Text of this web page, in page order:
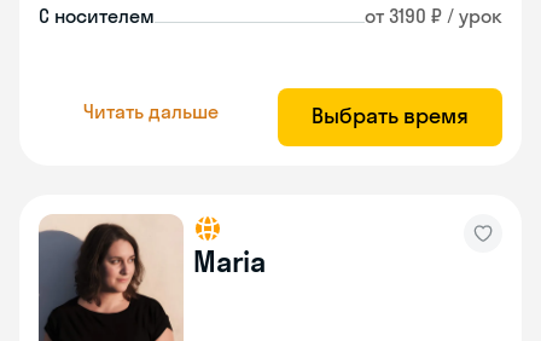
С носителем от 3190 ₽ / урок
Читать дальше Выбрать время
Maria